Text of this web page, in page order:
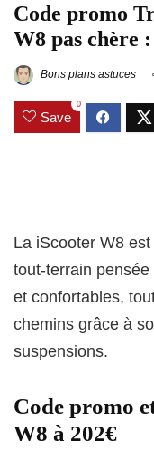
Code promo
W8 pas chère
Bons plans astuces
Save
0
La iScooter W8
tout‑terrain
et confortables,
chemins grâce à
suspensions.
Code promo
W8 à 202€